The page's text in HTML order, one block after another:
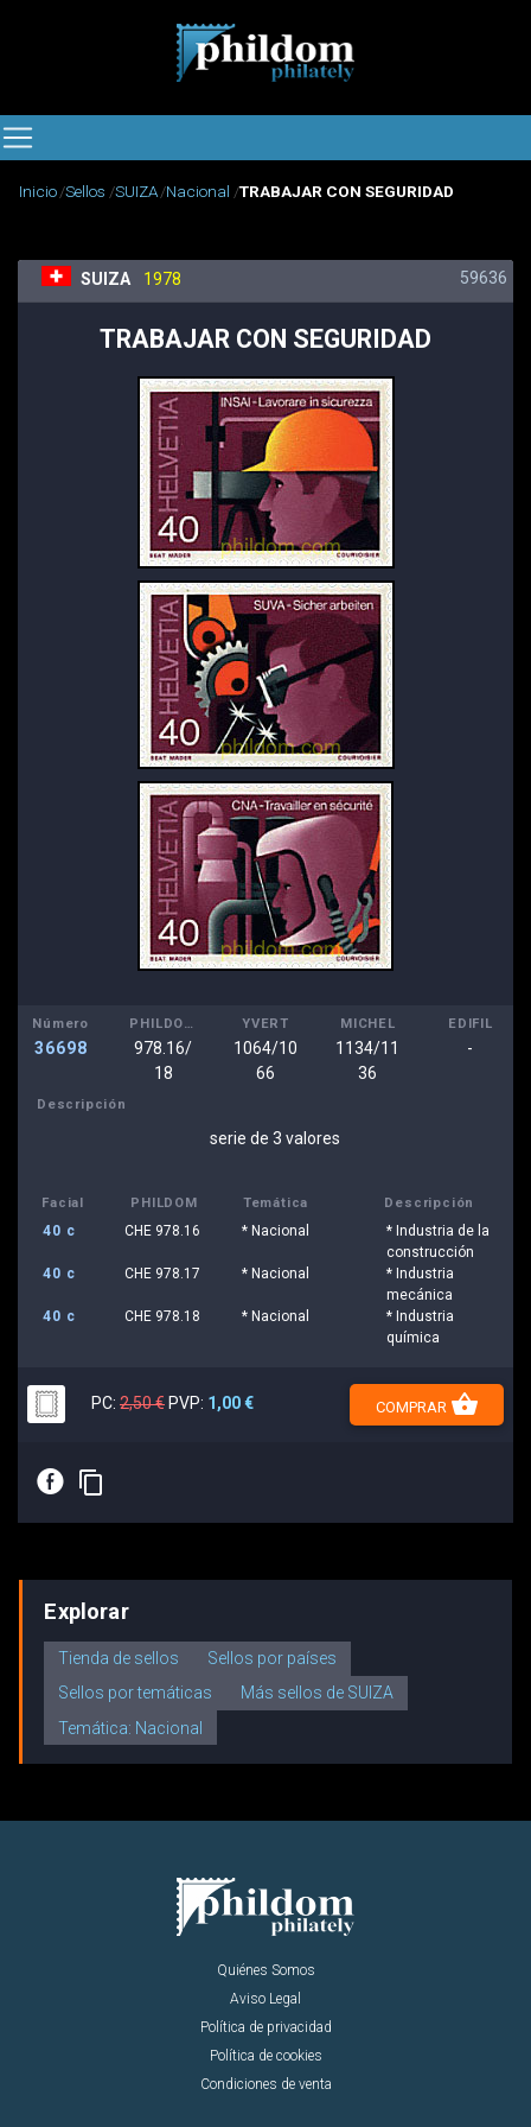
Inicio Sellos SUIZA Nacional TRABAJAR CON SEGURIDAD
SUIZA 1978 59636
TRABAJAR CON SEGURIDAD
Número
36698
PHILDOM
978.16/
18
YVERT
1064/10
66
MICHEL
1134/11
36
EDIFIL
-
Descripción
serie de 3 valores
Facial PHILDOM Temática Descripción
40 c CHE 978.16 * Nacional
* Industria de la
construcción
40 c
CHE 978.17 * Nacional
* Industria
mecánica
40 c
CHE 978.18 * Nacional
* Industria
química
PC: 2,50 € PVP: 1,00 € COMPRAR shopping_basket
E content_copy
Explorar
Tienda de sellos
Sellos por países
Sellos por temáticas
Más sellos de SUIZA
Temática: Nacional
Quiénes Somos
Aviso Legal
Política de privacidad
Política de cookies
Condiciones de venta